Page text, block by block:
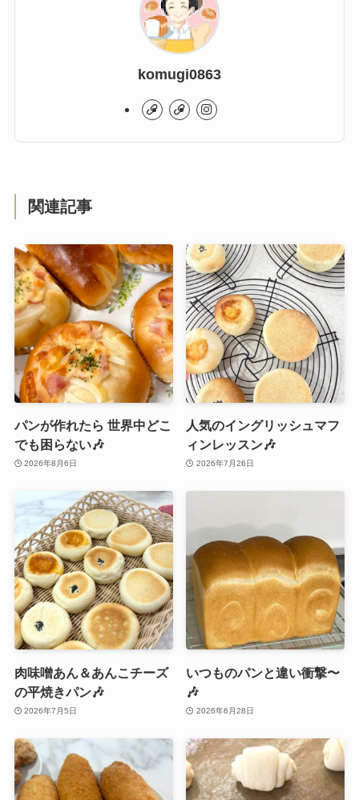
komugi0863
関連記事
パンが作れたら 世界中どこ
でも困らない🎶
2026年8月6日
人気のイングリッシュマフ
ィンレッスン🎶
2026年7月26日
肉味噌あん＆あんこチーズ
の平焼きパン🎶
2026年7月5日
いつものパンと違い衝撃〜
🎶
2026年6月28日